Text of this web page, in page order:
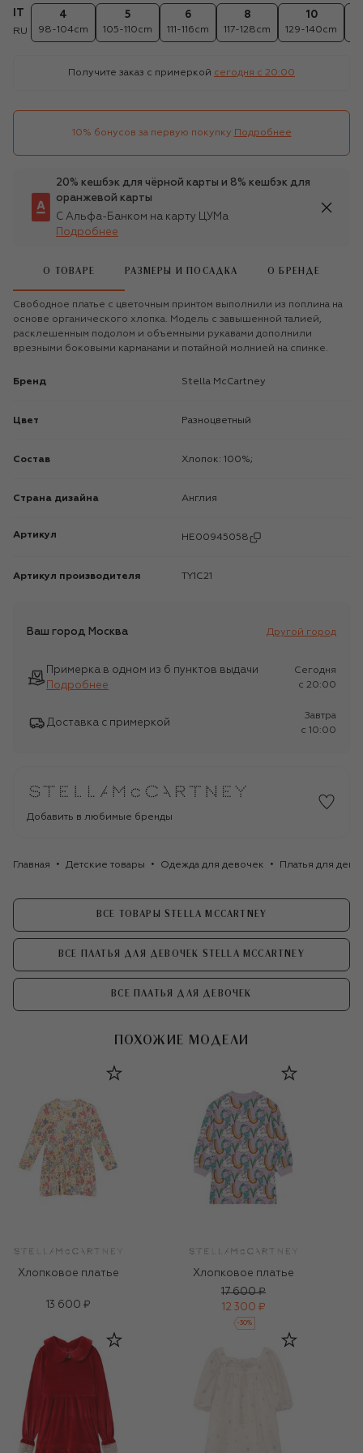
RU
4
98-104cm
5
105-110cm
6
111-116cm
8
117-128cm
10
129-140cm
Получите заказ с примеркой сегодня c 20:00
10% бонусов за первую покупку Подробнее
20% кешбэк для чёрной карты и 8% кешбэк для
оранжевой карты
С Альфа-Банком на карту ЦУМа
Подробнее
О ТОВАРЕ РАЗМЕРЫ И ПОСАДКА О БРЕНДЕ
Свободное платье с цветочным принтом выполнили из поплина на
основе органического хлопка. Модель с завышенной талией,
расклешенным подолом и объемными рукавами дополнили
врезными боковыми карманами и потайной молнией на спинке.
Бренд Stella McCartney
Цвет Разноцветный
Состав Хлопок: 100%;
Страна дизайна Англия
Артикул HE00945058
Артикул производителя TY1C21
Ваш город Москва Другой город
Примерка в одном из 6 пунктов выдачи
Подробнее
Сегодня
c 20:00
Доставка с примеркой
Завтра
c 10:00
Добавить в любимые бренды
Главная Детские товары Одежда для девочек Платья для
ВСЕ ТОВАРЫ STELLA MCCARTNEY
ВСЕ ПЛАТЬЯ ДЛЯ ДЕВОЧЕК STELLA MCCARTNEY
ВСЕ ПЛАТЬЯ ДЛЯ ДЕВОЧЕК
ПОХОЖИЕ МОДЕЛИ
Хлопковое платье
13 600 ₽
Хлопковое платье
17 600 ₽
12 300 ₽
-30%